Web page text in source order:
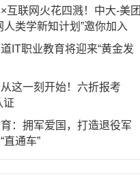
互联网火花四溅！中大-美团
人类学新知计划”邀你加入
IT职业教育将迎来“黄金发
这一刻开始！六折报考
证
：拥军爱国，打造退役军
直通车”